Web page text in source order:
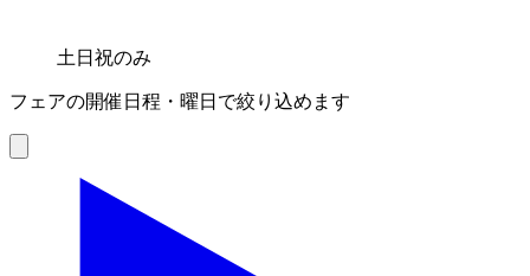
土日祝のみ
フェアの開催日程・曜日で絞り込めます